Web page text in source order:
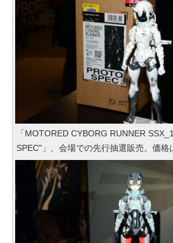
「MOTORED CYBORG RUNNER
SPEC"」、会場での先行抽選販売。価格